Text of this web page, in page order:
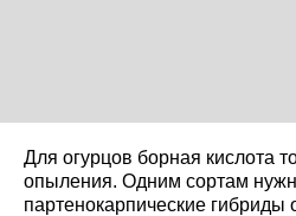
Для огурцов борная кислота
опыления. Одним сортам
партенокарпические гибриды